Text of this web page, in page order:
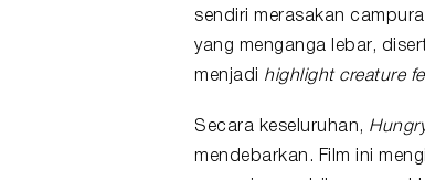
sendiri merasakan
yang menganga lebar,
menjadi highlight creature
Secara keseluruhan,
mendebarkan. Film ini